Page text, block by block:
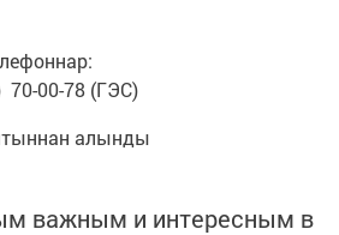
70-00-78 (ГЭС)
алынды
важным и интересным в